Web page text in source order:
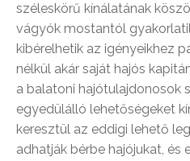
széleskörű kínálatának
vágyók mostantól
kibérelhetik az igényeikhez
nélkül akár saját hajós
a balatoni hajótulajdonosok
egyedülálló lehetőségeket
keresztül az eddigi lehető
adhatják bérbe hajójukat, és